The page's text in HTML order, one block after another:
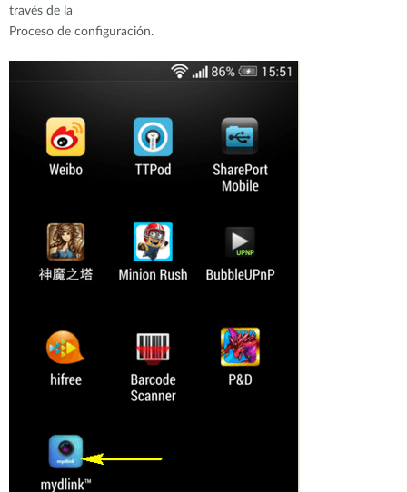
través de la
Proceso de configuración.